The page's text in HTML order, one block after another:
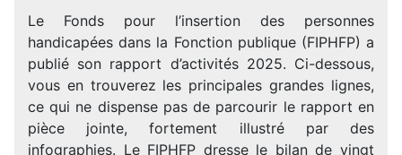
Le Fonds pour l’insertion des personnes
handicapées dans la Fonction publique (FIPHFP) a
publié son rapport d’activités 2025. Ci-dessous,
vous en trouverez les principales grandes lignes,
ce qui ne dispense pas de parcourir le rapport en
pièce jointe, fortement illustré par des
infographies. Le FIPHFP dresse le bilan de vingt